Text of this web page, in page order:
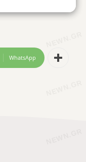
WhatsApp